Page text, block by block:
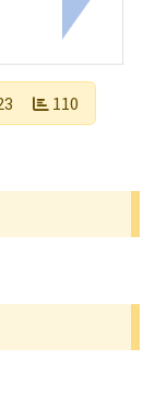
與福利促進聯
下一筆：
110